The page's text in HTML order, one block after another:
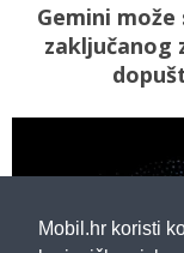
Mobil.hr koristi
Gemini može
zaključanog
Usporedi mobitele
Impressum